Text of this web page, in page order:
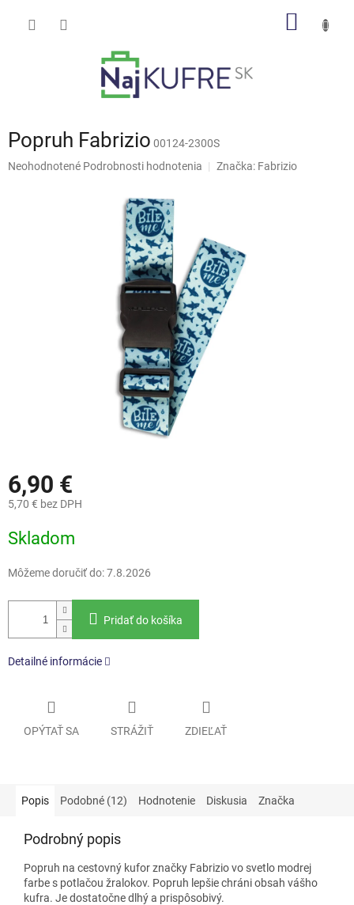
Popruh Fabrizio 00124-2300S
Priemerné
Neohodnotené Podrobnosti hodnotenia Značka: Fabrizio
6,90 €
5,70 € bez DPH
cena:
Skladom
Môžeme doručiť do:7.8.2026
Pridať do košíka
Detailné informácie
OPÝTAŤ SA STRÁŽIŤ ZDIEĽAŤ
Popis Podobné (12) Hodnotenie Diskusia Značka
Podrobný popis
Popruh na cestovný kufor značky Fabrizio vo svetlo modrej
farbe s potlačou žralokov. Popruh lepšie chráni obsah vášho
kufra. Je dostatočne dlhý a prispôsobivý.